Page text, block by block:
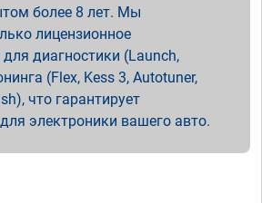
более 8 лет. Мы
лицензионное
диагностики (Launch,
(Flex, Kess 3, Autotuner,
что гарантирует
электроники вашего авто.